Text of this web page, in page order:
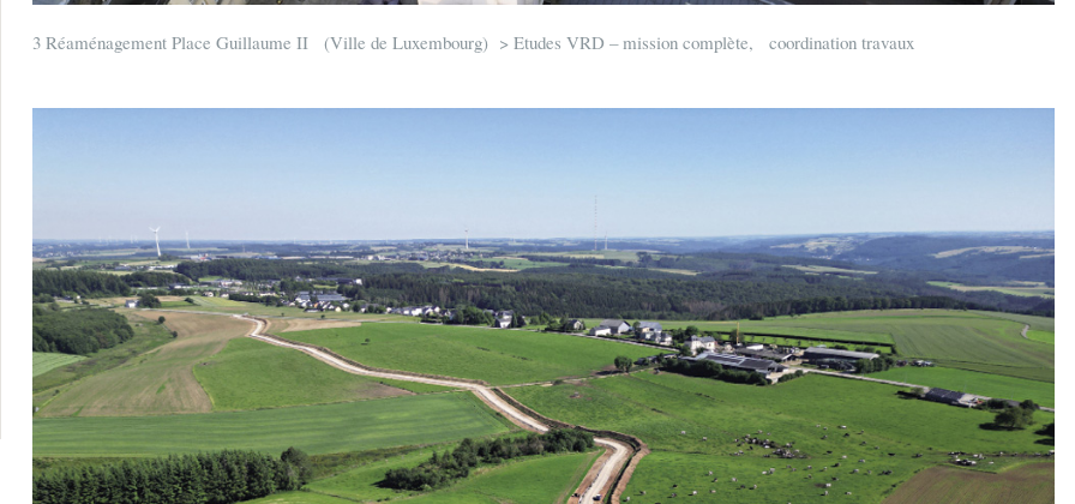
3 Réaménagement Place Guillaume II (Ville de Luxembourg) > Etudes VRD – mission complète, coordination travaux